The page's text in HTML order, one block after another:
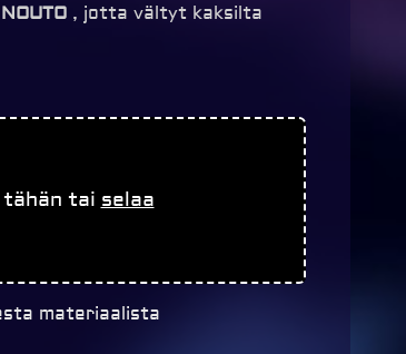
NOUTO , jotta vältyt kaksilta
tähän tai selaa
materiaalista